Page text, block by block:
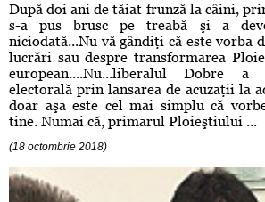
După doi ani de tăiat frunză la câini,
s-a pus brusc pe treabă şi a
niciodată...Nu vă gândiţi că este vorba
lucrări sau despre transformarea
european....Nu...liberalul Dobre a
electorală prin lansarea de acuzaţii la
doar aşa este cel mai simplu că
tine. Numai că, primarul Ploieştiului ...
(18 octombrie 2018)